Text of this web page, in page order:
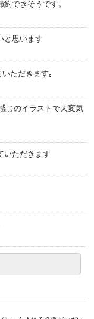
できそうです。
と思います
ただきます｡
じのイラストで大変気
いただきます